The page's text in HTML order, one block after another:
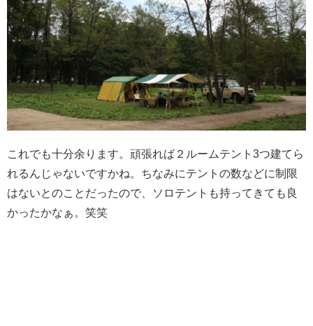
これでも十分余ります。頑張れば２ルームテント3つ建てら
れるんじゃないですかね。ちなみにテントの数などに制限
はないとのことだったので、ソロテントも持ってきても良
かったかなぁ。笑笑